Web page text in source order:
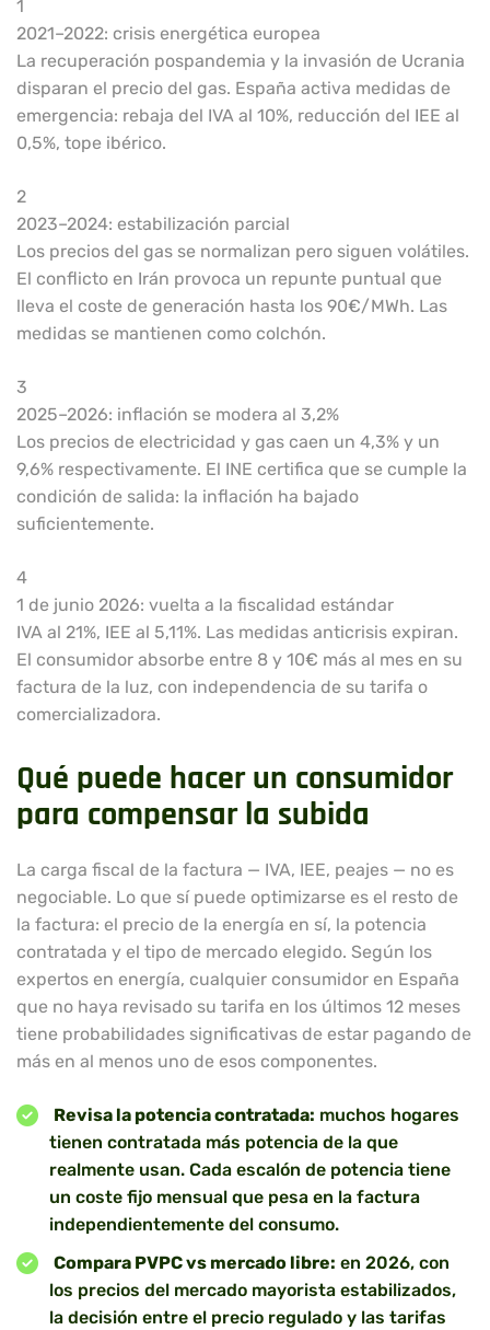
1
2021–2022: crisis energética europea
La recuperación pospandemia y la invasión de Ucrania
disparan el precio del gas. España activa medidas de
emergencia: rebaja del IVA al 10%, reducción del IEE al
0,5%, tope ibérico.
2
2023–2024: estabilización parcial
Los precios del gas se normalizan pero siguen volátiles.
El conflicto en Irán provoca un repunte puntual que
lleva el coste de generación hasta los 90€/MWh. Las
medidas se mantienen como colchón.
3
2025–2026: inflación se modera al 3,2%
Los precios de electricidad y gas caen un 4,3% y un
9,6% respectivamente. El INE certifica que se cumple la
condición de salida: la inflación ha bajado
suficientemente.
4
1 de junio 2026: vuelta a la fiscalidad estándar
IVA al 21%, IEE al 5,11%. Las medidas anticrisis expiran.
El consumidor absorbe entre 8 y 10€ más al mes en su
factura de la luz, con independencia de su tarifa o
comercializadora.
Qué puede hacer un consumidor
para compensar la subida
La carga fiscal de la factura — IVA, IEE, peajes — no es
negociable. Lo que sí puede optimizarse es el resto de
la factura: el precio de la energía en sí, la potencia
contratada y el tipo de mercado elegido. Según los
expertos en energía, cualquier consumidor en España
que no haya revisado su tarifa en los últimos 12 meses
tiene probabilidades significativas de estar pagando de
más en al menos uno de esos componentes.
Revisa la potencia contratada: muchos hogares
tienen contratada más potencia de la que
realmente usan. Cada escalón de potencia tiene
un coste fijo mensual que pesa en la factura
independientemente del consumo.
Compara PVPC vs mercado libre: en 2026, con
los precios del mercado mayorista estabilizados,
la decisión entre el precio regulado y las tarifas